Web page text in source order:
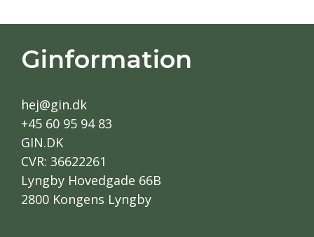
Ginformation
hej@gin.dk
+45 60 95 94 83
GIN.DK
CVR: 36622261
Lyngby Hovedgade 66B
2800 Kongens Lyngby